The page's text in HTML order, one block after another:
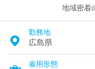
地域密着
勤務地
広島県
雇用形態